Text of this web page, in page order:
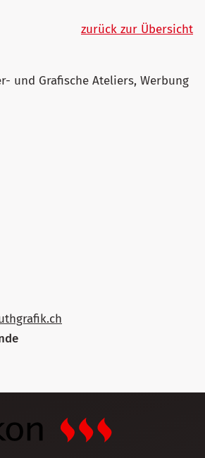
zurück zur Übersicht
und Grafische Ateliers, Werbung